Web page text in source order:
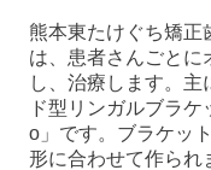
熊本東たけぐち矯正
は、患者さんごとに
し、治療します。主
ド型リンガルブラ
o」です。ブラケッ
形に合わせて作られ